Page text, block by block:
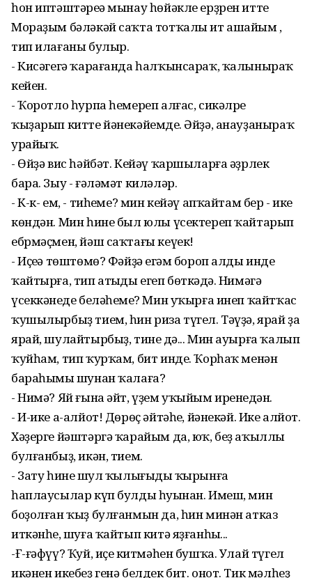
һон иптәштәреңә мынау һөйәкле ерҙрен иттең
Мораҙым бәләкәй саҡта тотҡалы ит ашайым ,
тип илағаны булыр.
- Кисәгегә ҡарағанда һалҡынсараҡ, ҡалыныраҡ
кейен.
- Ҡоротло һурпа һемереп алғас, сикәлре
ҡыҙарып китте йәнекәйемдең. Әйҙә, анауҙаныраҡ
урайыҡ.
- Өйҙә вис һәйбәт. Кейәү ҡаршыларға әҙрлек
бара. Зыу - ғәләмәт киләләр.
- К-к- ем, - тиһеңме? мин кейәү апҡайтам бер - ике
көндән. Мин һине был юлы үсектереп ҡайтарып
ебрмәҫмен, йәш саҡтағы кеүек!
- Иҫеңә төштөмө? Фәйҙә еңгәм бороп алды инде
ҡайтырға, тип атыңды егеп бөткәңдә. Нимәгә
үсеккәнеңде беләһеңме? Мин уҡырға инеп ҡайтҡас
ҡушылырбыҙ тием, һин риза түгел. Тәүҙә, ярай ҙа
ярай, шулайтырбыҙ, тинең дә... Мин ауырға ҡалып
ҡуйһам, тип ҡурҡам, бит инде. Ҡорһаҡ менән
бараһыңмы шунан ҡалаға?
- Нимә? Яй ғына әйт, үҙем уҡыйым иренеңдән.
- И-ике а-алйот! Дөрөҫ әйтәһең, йәнекәй. Ике алйот.
Хәҙерге йәштәргә ҡарайым да, юҡ, беҙ аҡыллы
булғанбыҙ, икән, тием.
- Зату һинең шул ҡылығыңды ҡырынға
һаплаусылар күп булды һуңынан. Имеш, мин
боҙолған ҡыҙ булғанмын да, һин минән атказ
иткәнһең, шуға ҡайтып китә яҙғанһың...
-Ғ-ғәфүү? Ҡуй, иҫең китмәһен бушҡа. Улай түгел
икәнен икебеҙ генә белдек бит. онот. Тик мәлһеҙ